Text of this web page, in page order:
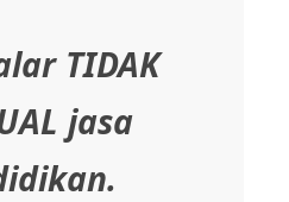
TIDAK
jasa